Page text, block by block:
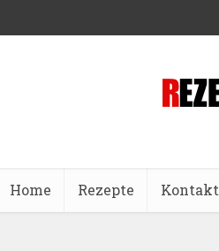
Home Rezepte Kontakt